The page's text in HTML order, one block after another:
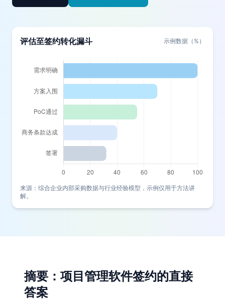
评估至签约转化漏斗 示例数据（%）
来源：综合企业内部采购数据与行业经验模型，示例仅用于方法讲
解。
摘要：项目管理软件签约的直接
答案